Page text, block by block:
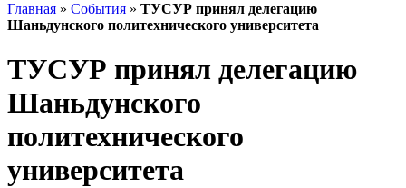
Главная » События » ТУСУР принял делегацию
Шаньдунского политехнического университета
ТУСУР принял делегацию
Шаньдунского
политехнического
университета